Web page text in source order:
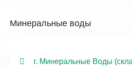
Минеральные воды
г. Минеральные Воды